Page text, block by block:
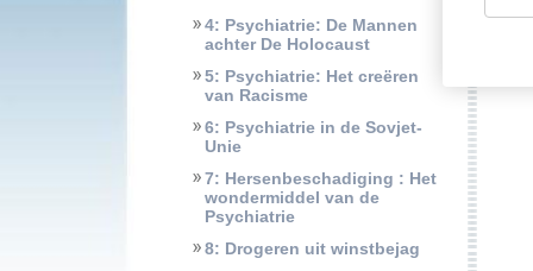
4: Psychiatrie: De Mannen
achter De Holocaust
5: Psychiatrie: Het creëren
van Racisme
6: Psychiatrie in de Sovjet-
Unie
7: Hersenbeschadiging : Het
wondermiddel van de
Psychiatrie
8: Drogeren uit winstbejag